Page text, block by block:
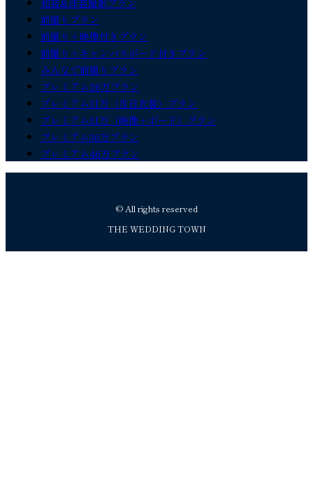
和装&洋装撮影プラン
前撮りプラン
前撮り＋映像付きプラン
前撮り＋キャンバスボード付きプラン
みんなで前撮りプラン
プレミアム26万プラン
プレミアム31万（当日衣装）プラン
プレミアム31万（映像＋ボード）プラン
プレミアム36万プラン
プレミアム46万プラン
© All rights reserved
THE WEDDING TOWN